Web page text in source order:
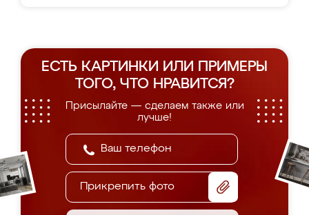
ЕСТЬ КАРТИНКИ ИЛИ ПРИМЕРЫ
ТОГО, ЧТО НРАВИТСЯ?
Присылайте — сделаем также или
лучше!
Прикрепить фото